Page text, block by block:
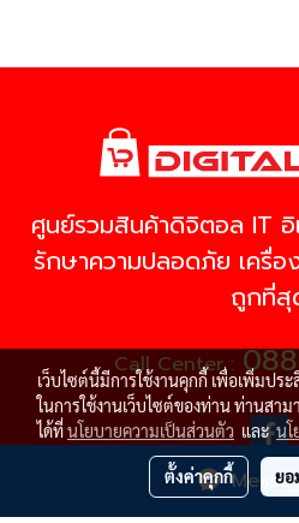
ศูนย์รวมสินค้าดิจิตอล IT
รักษาความปลอดภัย เครื่อ
ถูกที่สุ
Call Center :
เว็บไซต์นี้มีการใช้งานคุกกี้ เพื่อเพิ่มป
ในการใช้งานเว็บไซต์ของท่าน ท่านสา
ได้ที่นโยบายความเป็นส่วนตัว และนโ
ตั้งค่าคุกกี้ ยอ